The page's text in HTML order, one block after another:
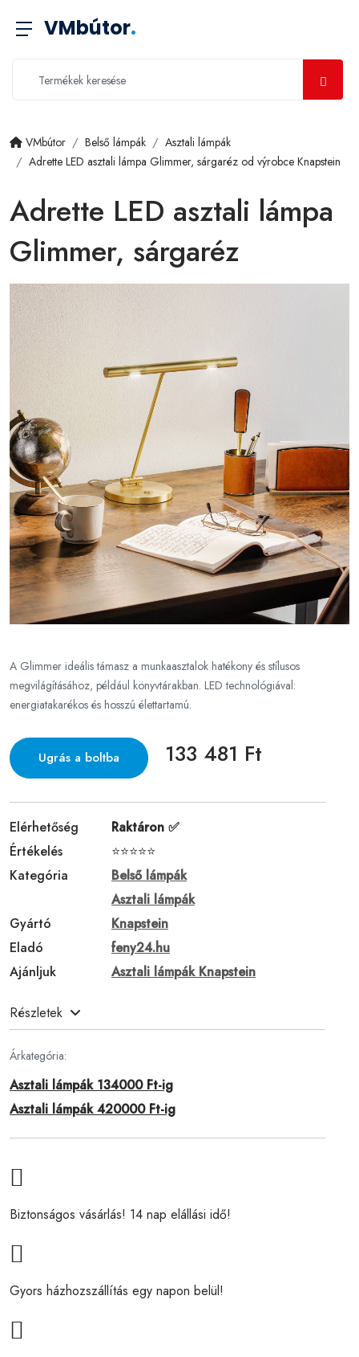
VMbútor.
VMbútor Belső lámpák
Asztali lámpák
Adrette LED asztali lámpa Glimmer, sárgaréz od výrobce Knapstein
Adrette LED asztali lámpa
Glimmer, sárgaréz
A Glimmer ideális támasz a munkaasztalok hatékony és stílusos
megvilágításához, például könyvtárakban. LED technológiával:
energiatakarékos és hosszú élettartamú.
Ugrás a boltba 133 481 Ft
Elérhetőség
Raktáron ✅
Értékelés
⭐⭐⭐⭐⭐
Kategória
Belső lámpák
Asztali lámpák
Gyártó
Knapstein
Eladó
feny24.hu
Ajánljuk
Asztali lámpák Knapstein
Részletek
Árkategória:
Asztali lámpák 134000 Ft-ig
Asztali lámpák 420000 Ft-ig
Biztonságos vásárlás! 14 nap elállási idő!
Gyors házhozszállítás egy napon belül!